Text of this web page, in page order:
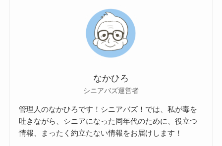
なかひろ
シニアバズ運営者
管理人のなかひろです！シニアバズ！では、私が毒を
吐きながら、シニアになった同年代のために、役立つ
情報、まったく約立たない情報をお届けします！